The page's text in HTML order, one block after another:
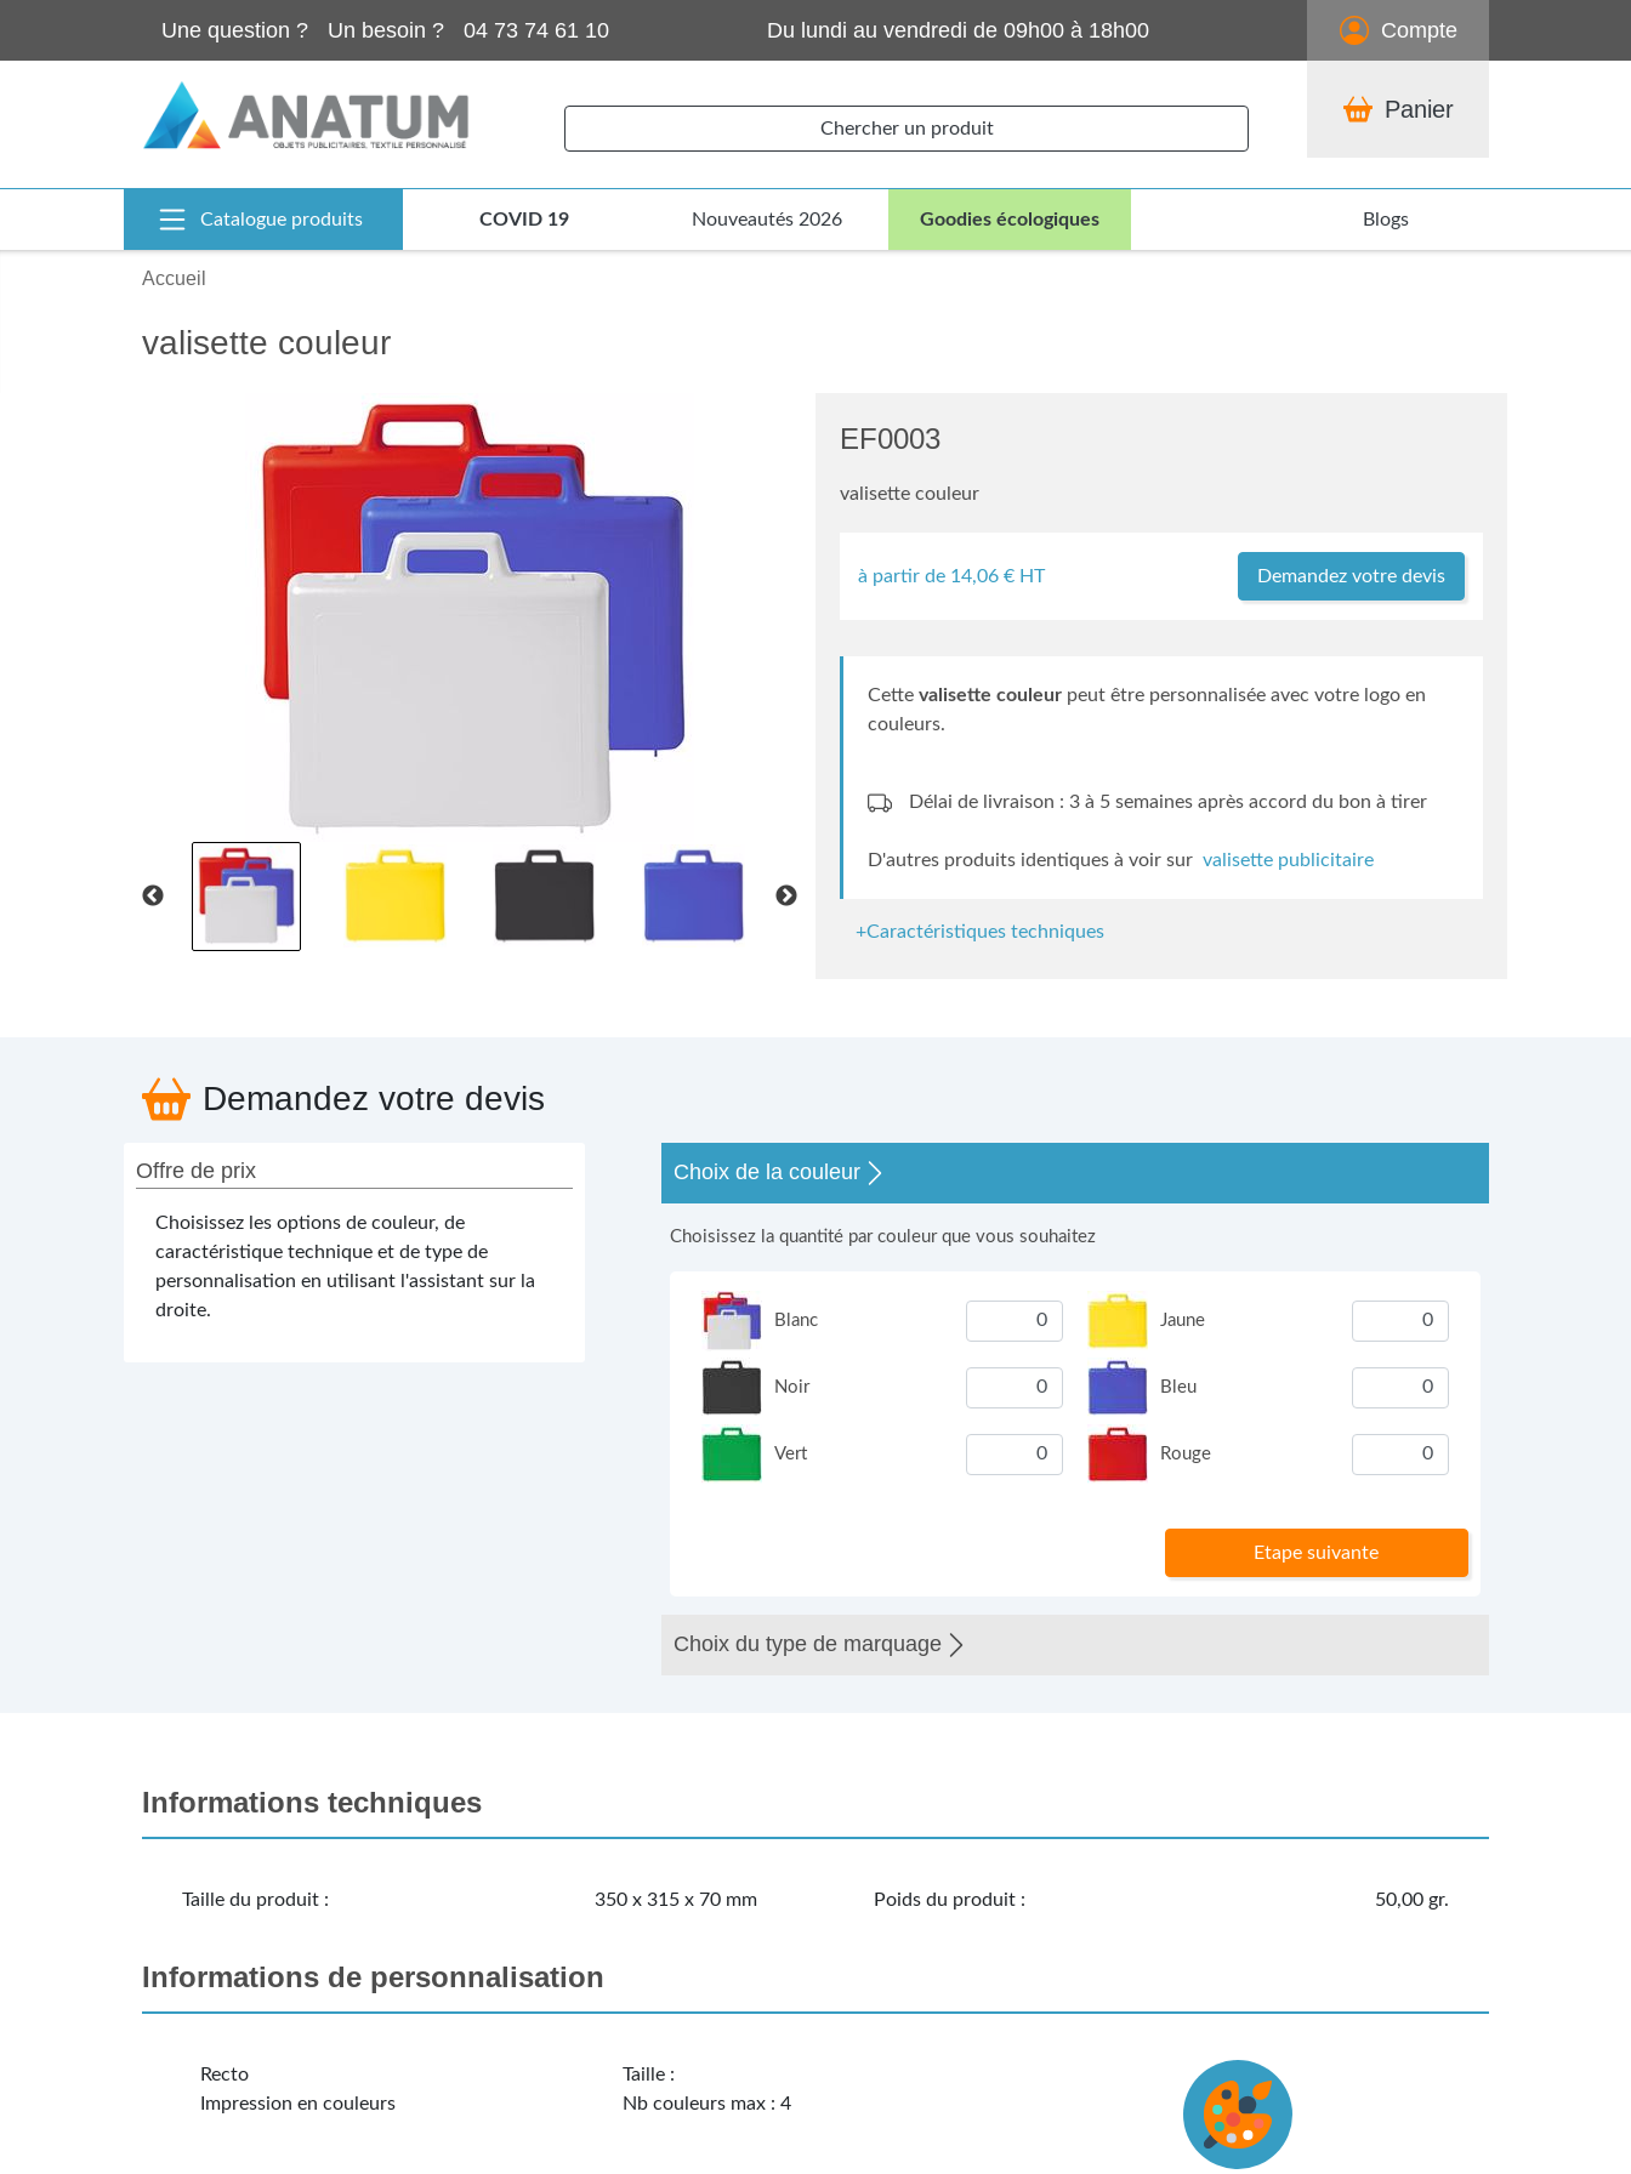
Une question ? Un besoin ? 04 73 74 61 10 Du lundi au vendredi de 09h00 à 18h00 Compte
Chercher un produit
Panier
Catalogue produits COVID 19 Nouveautés 2026 Goodies écologiques Blogs
Accueil
valisette couleur
EF0003
valisette couleur
à partir de 14,06 € HT Demandez votre devis
Cette valisette couleur peut être personnalisée avec votre logo en
couleurs.
Délai de livraison : 3 à 5 semaines après accord du bon à tirer
D'autres produits identiques à voir sur valisette publicitaire
+Caractéristiques techniques
Demandez votre devis
Offre de prix
Choisissez les options de couleur, de
caractéristique technique et de type de
personnalisation en utilisant l'assistant sur la
droite.
Choix de la couleur
Choisissez la quantité par couleur que vous souhaitez
Blanc Jaune
Noir Bleu
Vert Rouge
Etape suivante
Choix du type de marquage
Informations techniques
Taille du produit : 350 x 315 x 70 mm Poids du produit : 50,00 gr.
Informations de personnalisation
Recto
Impression en couleurs
Taille :
Nb couleurs max : 4